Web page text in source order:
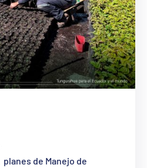
planes de Manejo de